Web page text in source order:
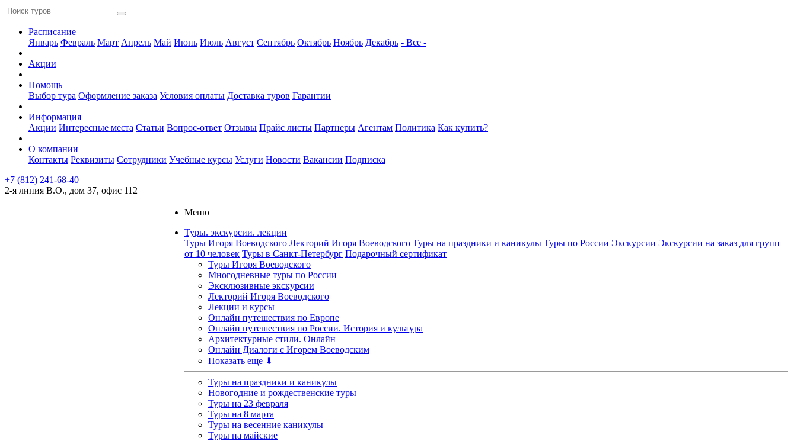
Расписание
Январь Февраль Март Апрель Май Июнь Июль Август Сентябрь Октябрь Ноябрь Декабрь - Все -
Акции
Помощь
Выбор тура Оформление заказа Условия оплаты Доставка туров Гарантии
Информация
Акции Интересные места Статьи Вопрос-ответ Отзывы Прайс листы Партнеры Агентам Политика Как купить?
О компании
Контакты Реквизиты Сотрудники Учебные курсы Услуги Новости Вакансии Подписка
+7 (812) 241-68-40
2-я линия В.О., дом 37, офис 112
Меню
Туры. экскурсии. лекции
Туры Игоря Воеводского Лекторий Игоря Воеводского Туры на праздники и каникулы Туры по России Экскурсии Экскурсии на заказ для групп
от 10 человек Туры в Санкт-Петербург Подарочный сертификат
Туры Игоря Воеводского
Многодневные туры по России
Эксклюзивные экскурсии
Лекторий Игоря Воеводского
Лекции и курсы
Онлайн путешествия по Европе
Онлайн путешествия по России. История и культура
Архитектурные стили. Онлайн
Онлайн Диалоги с Игорем Воеводским
Показать еще ⬇
Туры на праздники и каникулы
Новогодние и рождественские туры
Туры на 23 февраля
Туры на 8 марта
Туры на весенние каникулы
Туры на майские